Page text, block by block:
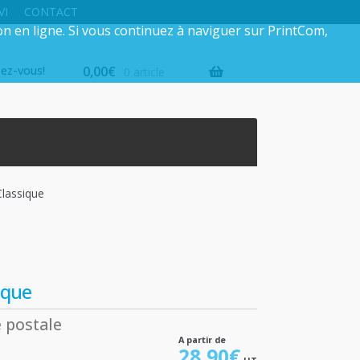
CONTACT
vous!
0,00€
postale
A partir de
ligne. Si vous continuez à naviguer sur PrintCom,